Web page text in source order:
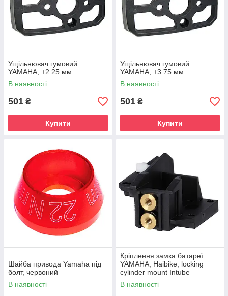
Ущільнювач гумовий
YAMAHA, +2.25 мм
В наявності
501 ₴
Купити
Ущільнювач гумовий
YAMAHA, +3.75 мм
В наявності
501 ₴
Купити
Шайба привода Yamaha під
болт, червоний
В наявності
Кріплення замка батареї
YAMAHA, Haibike, locking
cylinder mount Intube
В наявності